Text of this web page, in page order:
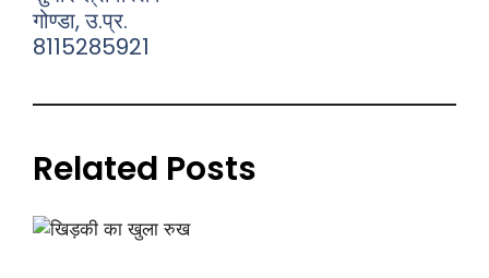
गोण्डा, उ.प्र.
8115285921
Related Posts